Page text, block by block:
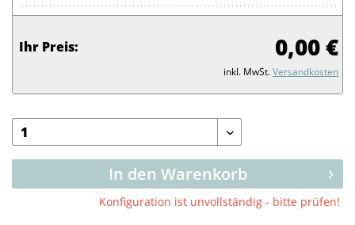
Ihr Preis: 0,00 €
inkl. MwSt.Versandkosten
In den Warenkorb
Konfiguration ist unvollständig - bitte prüfen!